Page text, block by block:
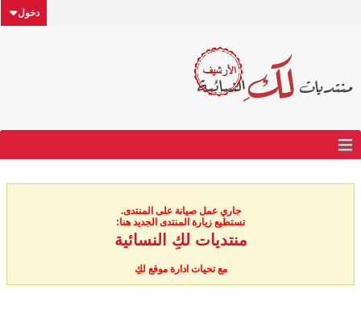
دخول
جاري عمل صيانة على المنتدى.
تستطيع زيارة المنتدى الجديد هنا:
منتديات لكِ النسائية
مع تحيات ادارة موقع لكِ